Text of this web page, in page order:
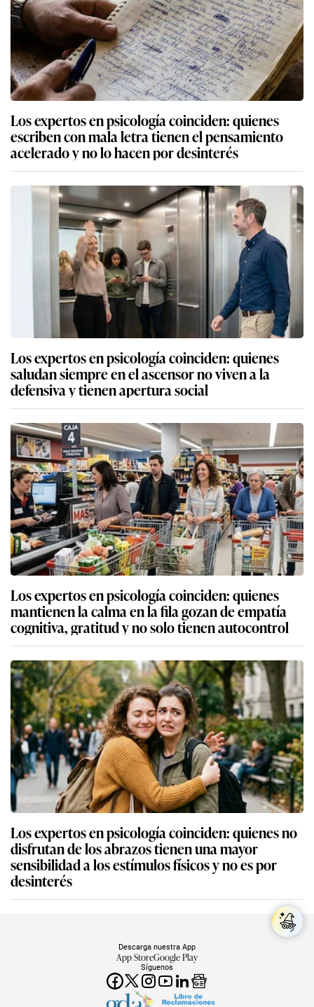
Los expertos en psicología coinciden: quienes
escriben con mala letra tienen el pensamiento
acelerado y no lo hacen por desinterés
Los expertos en psicología coinciden: quienes
saludan siempre en el ascensor no viven a la
defensiva y tienen apertura social
Los expertos en psicología coinciden: quienes
mantienen la calma en la fila gozan de empatía
cognitiva, gratitud y no solo tienen autocontrol
Los expertos en psicología coinciden: quienes no
disfrutan de los abrazos tienen una mayor
sensibilidad a los estímulos físicos y no es por
desinterés
Síguenos
Descarga nuestra App
App StoreGoogle Play